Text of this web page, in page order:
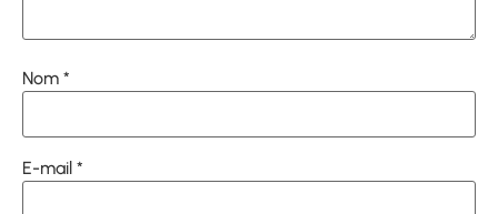
Nom *
E-mail *